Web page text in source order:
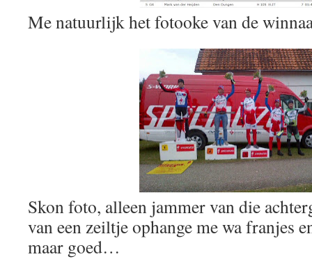
Me natuurlijk het fotooke van de
Skon foto, alleen jammer van die
van een zeiltje ophange me wa franjes
maar goed…